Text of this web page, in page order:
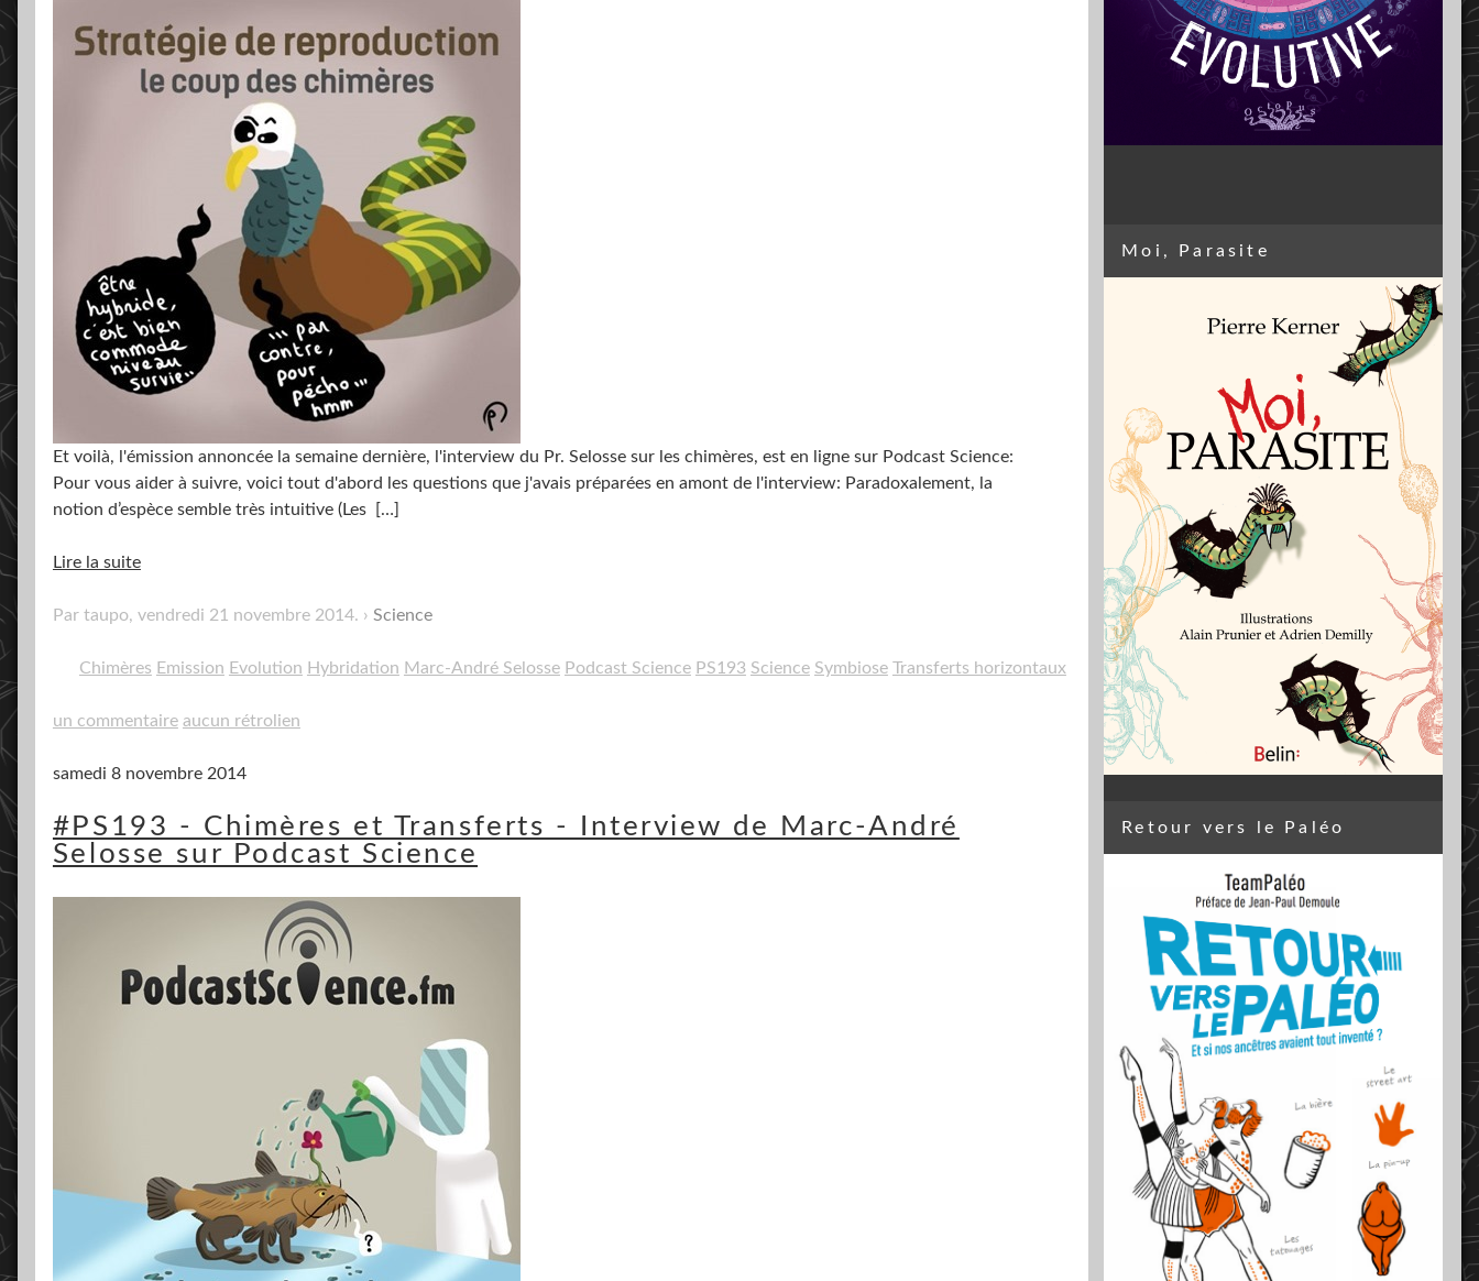
Et voilà, l'émission annoncée la semaine dernière, l'interview du Pr. Selosse sur les chimères, est en ligne sur Podcast Science:
Pour vous aider à suivre, voici tout d'abord les questions que j'avais préparées en amont de l'interview: Paradoxalement, la
notion d’espèce semble très intuitive (Les
[…]
Lire la suite
Par taupo, vendredi 21 novembre 2014. Science
Chimères Emission Evolution Hybridation Marc-André Selosse Podcast Science PS193 Science Symbiose Transferts horizontaux
un commentaire aucun rétrolien
samedi 8 novembre 2014
#PS193 - Chimères et Transferts - Interview de Marc-André
Selosse sur Podcast Science
Moi, Parasite
Retour vers le Paléo